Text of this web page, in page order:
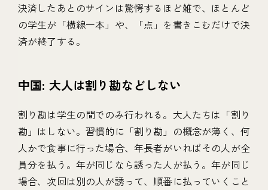
決済したあとのサインは驚愕するほど雑で、ほとんど
の学生が「横線一本」や、「点」を書きこむだけで決
済が終了する。
中国: 大人は割り勘などしない
割り勘は学生の間でのみ行われる。大人たちは「割り
勘」はしない。習慣的に「割り勘」の概念が薄く、何
人かで食事に行った場合、年長者がいればその人が全
員分を払う。年が同じなら誘った人が払う。年が同じ
場合、次回は別の人が誘って、順番に払っていくこと